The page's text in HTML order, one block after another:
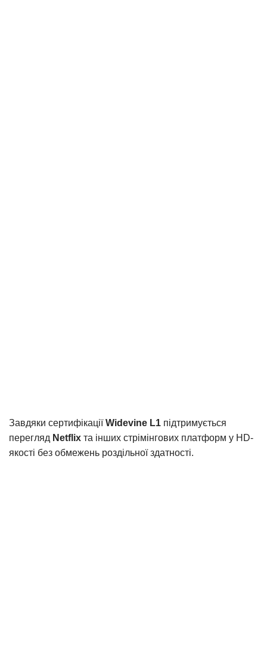
Завдяки сертифікаціїWidevine L1 підтримується
перегляд Netflix та інших стрімінгових платформ у HD-
якості без обмежень роздільної здатності.